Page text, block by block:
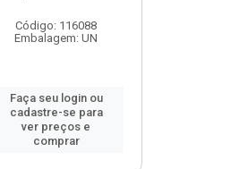
Código: 116088
Embalagem: UN
Faça seu login ou
cadastre-se para
ver preços e
comprar